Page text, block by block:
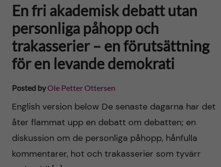
En fri akademisk debatt utan
personliga påhopp och
trakasserier – en förutsättning
för en levande demokrati
Posted byOle Petter Ottersen
English version below De senaste dagarna har det
åter flammat upp en debatt om debatten; en
diskussion om de personliga påhopp, hånfulla
kommentarer, hot och trakasserier som tyvärr